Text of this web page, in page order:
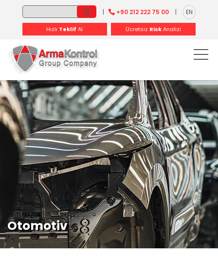
-- -
| +90 212 222 75 00 | EN
Hızlı Teklif Al Ücretsiz RiskAnalizi
Otomotiv